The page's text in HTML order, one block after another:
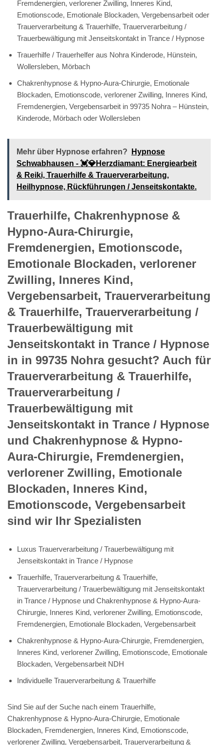
Fremdenergien, verlorener Zwilling, Inneres Kind,
Emotionscode, Emotionale Blockaden, Vergebensarbeit oder
Trauerverarbeitung & Trauerhilfe, Trauerverarbeitung /
Trauerbewältigung mit Jenseitskontakt in Trance / Hypnose
Trauerhilfe / Trauerhelfer aus Nohra Kinderode, Hünstein,
Wollersleben, Mörbach
Chakrenhypnose & Hypno-Aura-Chirurgie, Emotionale
Blockaden, Emotionscode, verlorener Zwilling, Inneres Kind,
Fremdenergien, Vergebensarbeit in 99735 Nohra – Hünstein,
Kinderode, Mörbach oder Wollersleben
Mehr über Hypnose erfahren?
Hypnose
Schwabhausen - 💓️💎Herzdiamant: Energiearbeit
& Reiki, Trauerhilfe & Trauerverarbeitung,
Heilhypnose, Rückführungen / Jenseitskontakte.
Trauerhilfe, Chakrenhypnose &
Hypno-Aura-Chirurgie,
Fremdenergien, Emotionscode,
Emotionale Blockaden, verlorener
Zwilling, Inneres Kind,
Vergebensarbeit, Trauerverarbeitung
& Trauerhilfe, Trauerverarbeitung /
Trauerbewältigung mit
Jenseitskontakt in Trance / Hypnose
in in 99735 Nohra gesucht? Auch für
Trauerverarbeitung & Trauerhilfe,
Trauerverarbeitung /
Trauerbewältigung mit
Jenseitskontakt in Trance / Hypnose
und Chakrenhypnose & Hypno-
Aura-Chirurgie, Fremdenergien,
verlorener Zwilling, Emotionale
Blockaden, Inneres Kind,
Emotionscode, Vergebensarbeit
sind wir Ihr Spezialisten
Luxus Trauerverarbeitung / Trauerbewältigung mit
Jenseitskontakt in Trance / Hypnose
Trauerhilfe, Trauerverarbeitung & Trauerhilfe,
Trauerverarbeitung / Trauerbewältigung mit Jenseitskontakt
in Trance / Hypnose und Chakrenhypnose & Hypno-Aura-
Chirurgie, Inneres Kind, verlorener Zwilling, Emotionscode,
Fremdenergien, Emotionale Blockaden, Vergebensarbeit
Chakrenhypnose & Hypno-Aura-Chirurgie, Fremdenergien,
Inneres Kind, verlorener Zwilling, Emotionscode, Emotionale
Blockaden, Vergebensarbeit NDH
Individuelle Trauerverarbeitung & Trauerhilfe
Sind Sie auf der Suche nach einem Trauerhilfe,
Chakrenhypnose & Hypno-Aura-Chirurgie, Emotionale
Blockaden, Fremdenergien, Inneres Kind, Emotionscode,
verlorener Zwilling, Vergebensarbeit, Trauerverarbeitung &